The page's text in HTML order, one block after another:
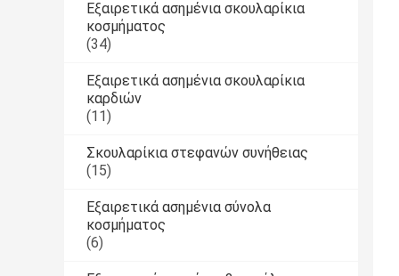
Εξαιρετικά ασημένια σκουλαρίκια
κοσμήματος
(34)
Εξαιρετικά ασημένια σκουλαρίκια
καρδιών
(11)
Σκουλαρίκια στεφανών συνήθειας
(15)
Εξαιρετικά ασημένια σύνολα
κοσμήματος
(6)